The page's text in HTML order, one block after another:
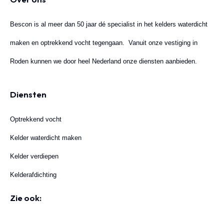
Bescon is al meer dan 50 jaar dé specialist in het kelders waterdicht
maken en optrekkend vocht tegengaan. Vanuit onze vestiging in
Roden kunnen we door heel Nederland onze diensten aanbieden.
Diensten
Optrekkend vocht
Kelder waterdicht maken
Kelder verdiepen
Kelderafdichting
Zie ook: